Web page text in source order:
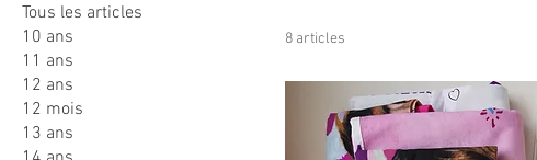
Tous les articles
10 ans
11 ans
12 ans
12 mois
13 ans
8 articles